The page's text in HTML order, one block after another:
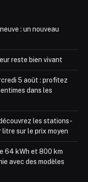
: un nouveau
reste bien vivant
5 août : profitez
dans les
les stations-
sur le prix moyen
64 kWh et 800 km
avec des modèles